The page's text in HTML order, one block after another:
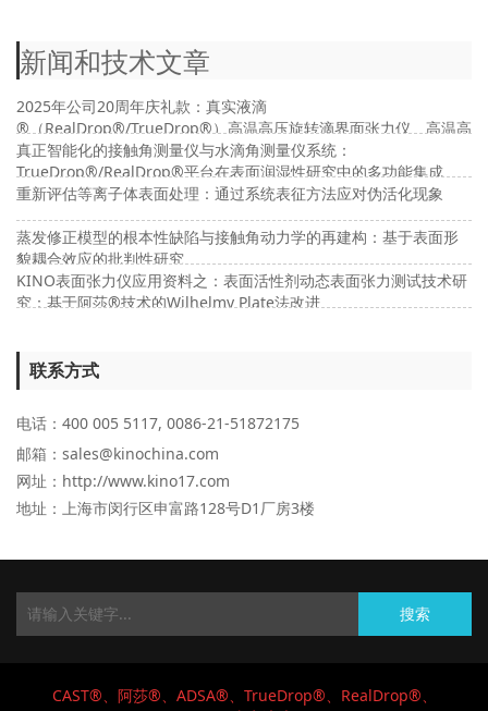
新闻和技术文章
2025年公司20周年庆礼款：真实液滴
®（RealDrop®/TrueDrop®）高温高压旋转滴界面张力仪、高温高
压接触角及高温高压界面流变仪
真正智能化的接触角测量仪与水滴角测量仪系统：
TrueDrop®/RealDrop®平台在表面润湿性研究中的多功能集成
重新评估等离子体表面处理：通过系统表征方法应对伪活化现象
蒸发修正模型的根本性缺陷与接触角动力学的再建构：基于表面形
貌耦合效应的批判性研究
KINO表面张力仪应用资料之：表面活性剂动态表面张力测试技术研
究：基于阿莎®技术的Wilhelmy Plate法改进
联系方式
电话：400 005 5117, 0086-21-51872175
邮箱：sales@kinochina.com
网址：http://www.kino17.com
地址 ：上海市闵行区申富路128号D1厂房3楼
搜索
CAST®、阿莎®、ADSA®、TrueDrop®、RealDrop®、